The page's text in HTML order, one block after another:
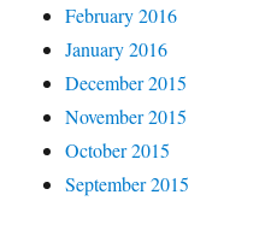
February 2016
January 2016
December 2015
November 2015
October 2015
September 2015